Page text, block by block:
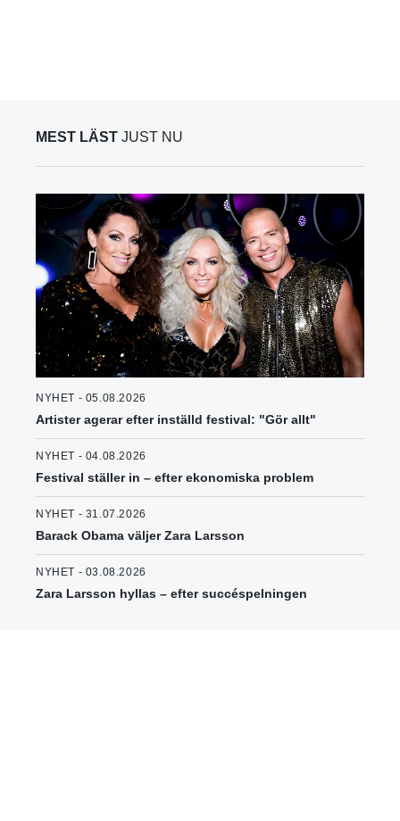
MEST LÄST JUST NU
NYHET - 05.08.2026
Artister agerar efter inställd festival: "Gör allt"
NYHET - 04.08.2026
Festival ställer in – efter ekonomiska problem
NYHET - 31.07.2026
Barack Obama väljer Zara Larsson
NYHET - 03.08.2026
Zara Larsson hyllas – efter succéspelningen